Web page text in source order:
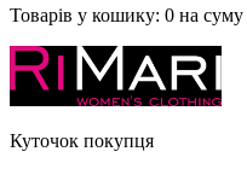
Товарів у кошику: 0 на суму
Куточок покупця